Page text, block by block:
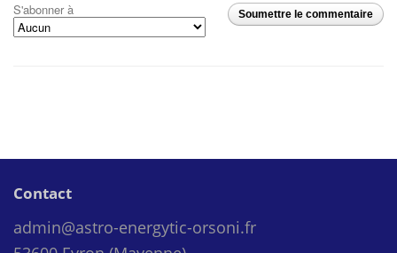
Soumettre le commentaire
S'abonner à
Contact
admin@astro-energytic-orsoni.fr